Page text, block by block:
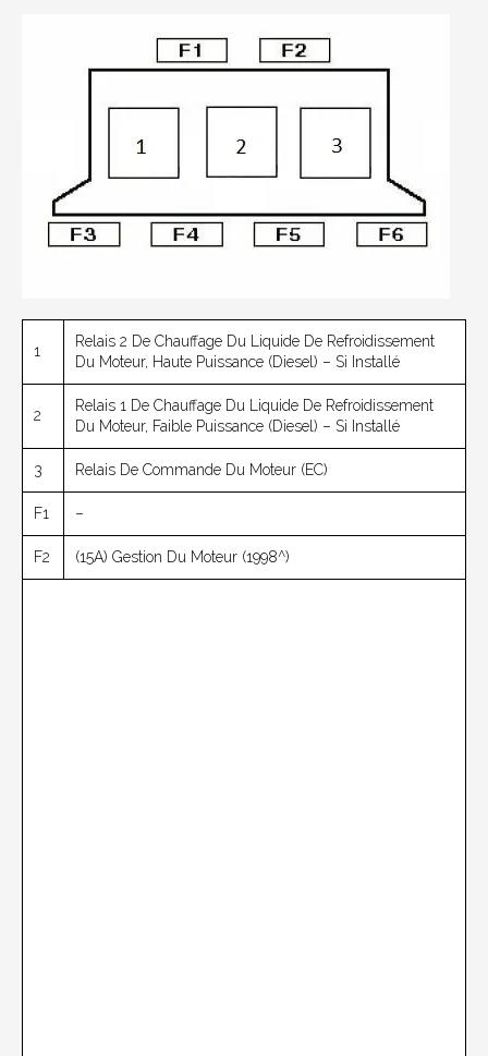
1
Relais 2 De Chauffage Du Liquide De Refroidissement
Du Moteur, Haute Puissance (Diesel) – Si Installé
2
Relais 1 De Chauffage Du Liquide De Refroidissement
Du Moteur, Faible Puissance (Diesel) – Si Installé
3 Relais De Commande Du Moteur (EC)
F1 –
F2 (15A) Gestion Du Moteur (1998^)